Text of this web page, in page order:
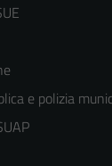
e polizia